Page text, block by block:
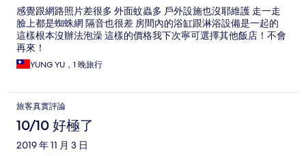
感覺跟網路照片差很多 外面蚊蟲多 戶外設施也沒耶維護 走一走
臉上都是蜘蛛網 隔音也很差 房間內的浴缸跟淋浴設備是一起的
這樣根本沒辦法泡澡 這樣的價格我下次寧可選擇其他飯店！不會
再來！
YUNG YU，1 晚旅行
旅客真實評論
10/10 好極了
2019 年 11 月 3 日